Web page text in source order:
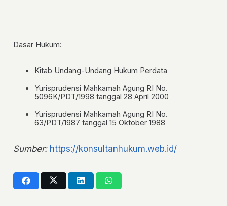
Dasar Hukum:
Kitab Undang-Undang Hukum Perdata
Yurisprudensi Mahkamah Agung RI No.
5096K/PDT/1998 tanggal 28 April 2000
Yurisprudensi Mahkamah Agung RI No.
63/PDT/1987 tanggal 15 Oktober 1988
Sumber: https://konsultanhukum.web.id/